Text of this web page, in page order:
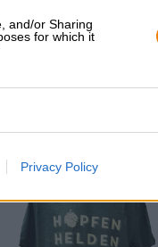
and/or Sharing
for which it
Privacy Policy